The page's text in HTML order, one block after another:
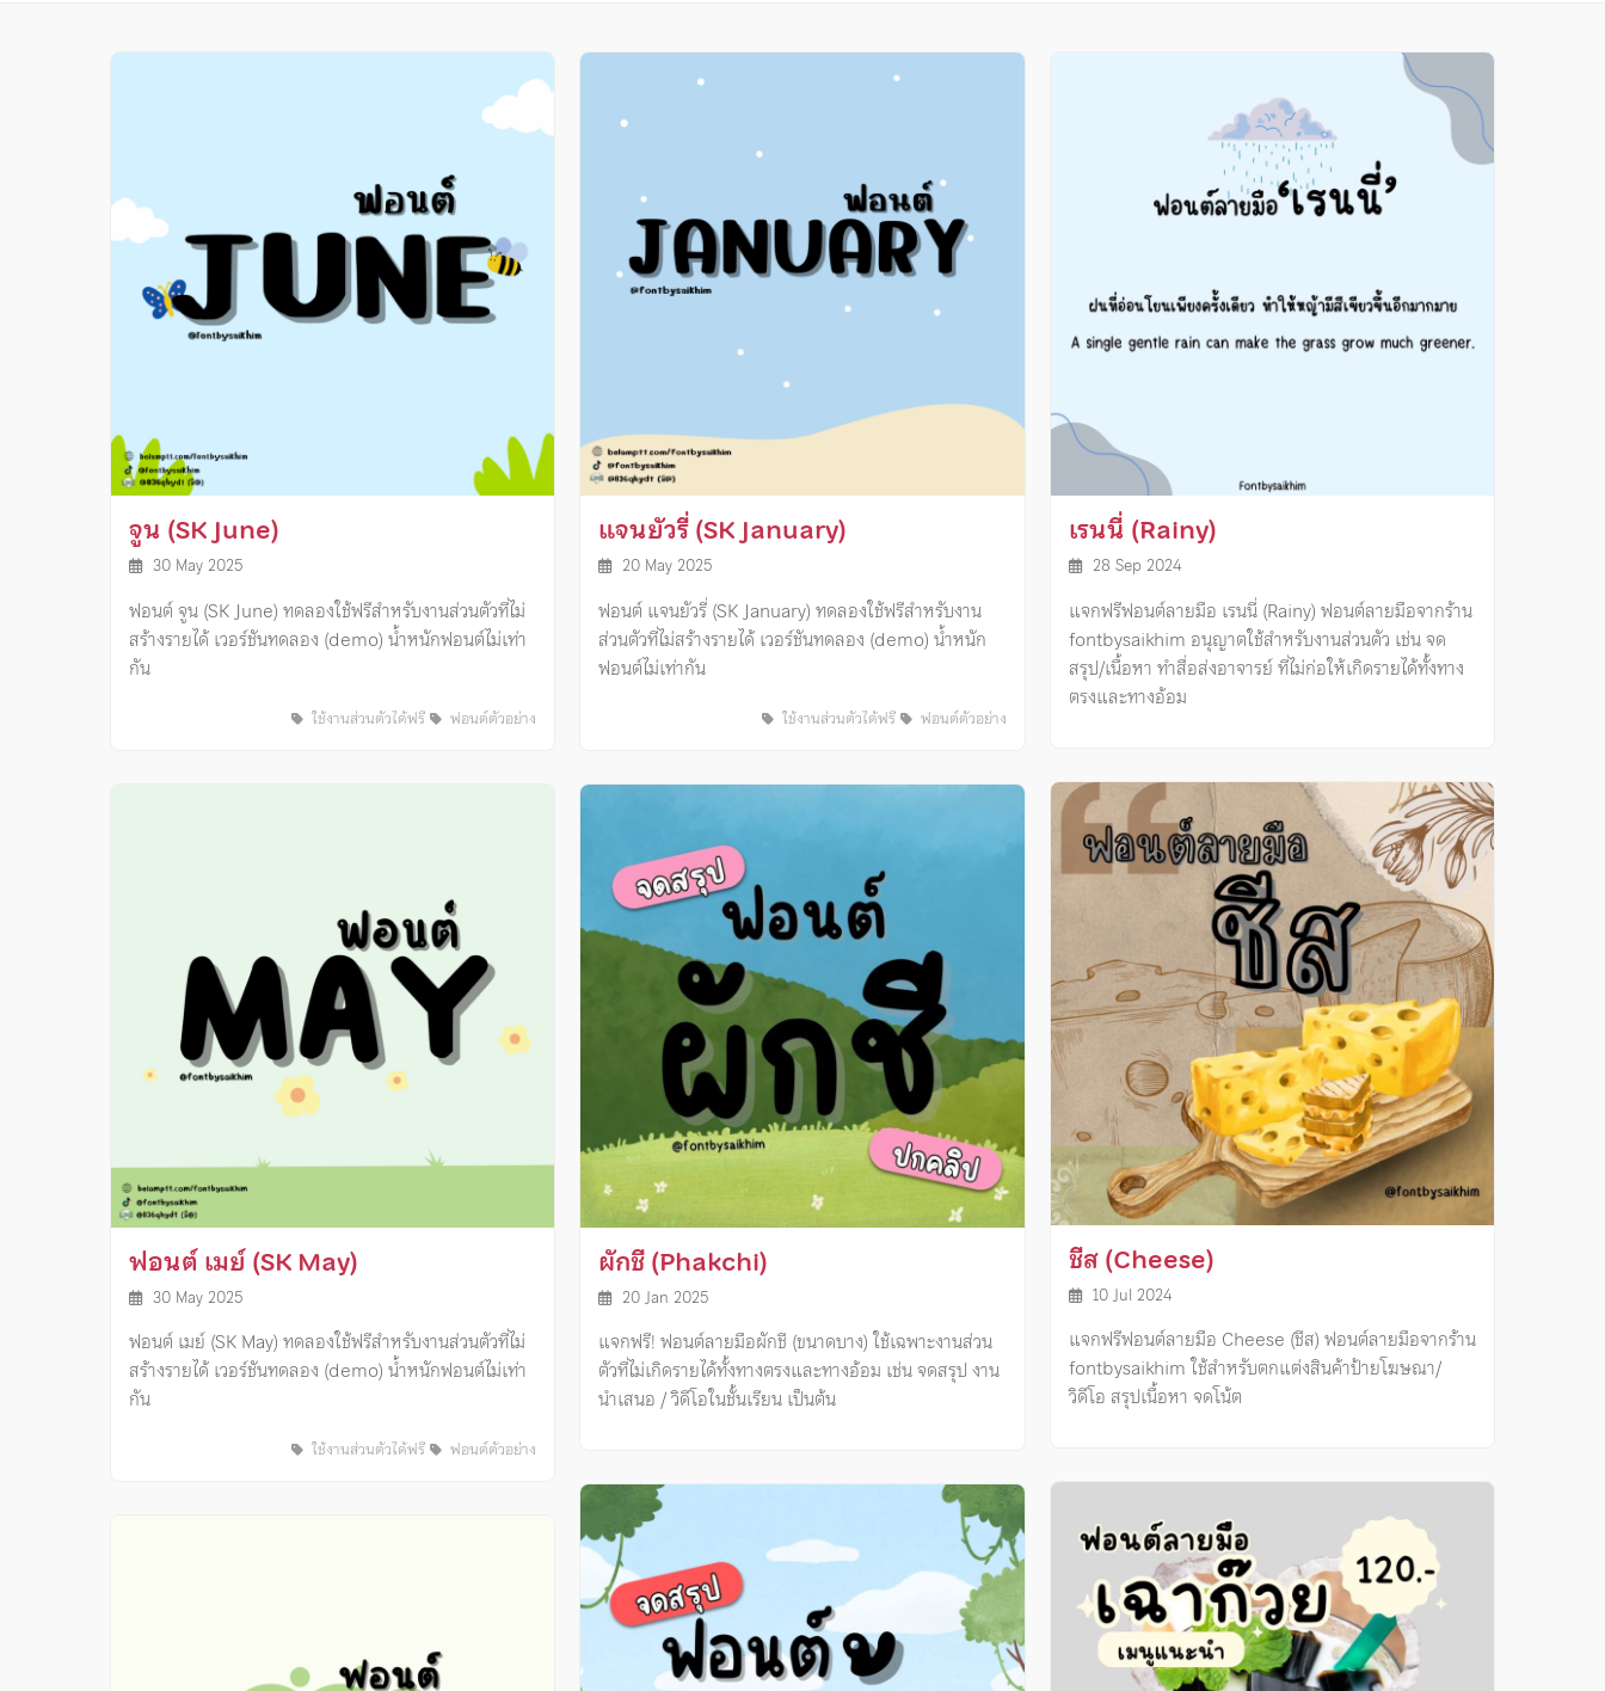
จูน (SK June)
30 May 2025
ฟอนต์ จูน (SK June) ทดลองใช้ฟรีสำหรับงานส่วนตัวที่ไม่
สร้างรายได้ เวอร์ชันทดลอง (demo) น้ำหนักฟอนต์ไม่เท่า
กัน
ใช้งานส่วนตัวได้ฟรี ฟอนต์ตัวอย่าง
ฟอนต์ เมย์ (SK May)
30 May 2025
ฟอนต์ เมย์ (SK May) ทดลองใช้ฟรีสำหรับงานส่วนตัวที่ไม่
สร้างรายได้ เวอร์ชันทดลอง (demo) น้ำหนักฟอนต์ไม่เท่า
กัน
ใช้งานส่วนตัวได้ฟรี ฟอนต์ตัวอย่าง
แจนยัวรี่ (SK January)
20 May 2025
ฟอนต์ แจนยัวรี่ (SK January) ทดลองใช้ฟรีสำหรับงาน
ส่วนตัวที่ไม่สร้างรายได้ เวอร์ชันทดลอง (demo) น้ำหนัก
ฟอนต์ไม่เท่ากัน
ใช้งานส่วนตัวได้ฟรี ฟอนต์ตัวอย่าง
ผักชี (Phakchi)
20 Jan 2025
แจกฟรี! ฟอนต์ลายมือผักชี (ขนาดบาง) ใช้เฉพาะงานส่วน
ตัวที่ไม่เกิดรายได้ทั้งทางตรงและทางอ้อม เช่น จดสรุป งาน
นำเสนอ / วิดีโอในชั้นเรียน เป็นต้น
เรนนี่ (Rainy)
28 Sep 2024
แจกฟรีฟอนต์ลายมือ เรนนี่ (Rainy) ฟอนต์ลายมือจากร้าน
fontbysaikhim อนุญาตใช้สำหรับงานส่วนตัว เช่น จด
สรุป/เนื้อหา ทำสื่อส่งอาจารย์ ที่ไม่ก่อให้เกิดรายได้ทั้งทาง
ตรงและทางอ้อม
ชีส (Cheese)
10 Jul 2024
แจกฟรีฟอนต์ลายมือ Cheese (ชีส) ฟอนต์ลายมือจากร้าน
fontbysaikhim ใช้สำหรับตกแต่งสินค้าป้ายโฆษณา/
วิดีโอ สรุปเนื้อหา จดโน้ต